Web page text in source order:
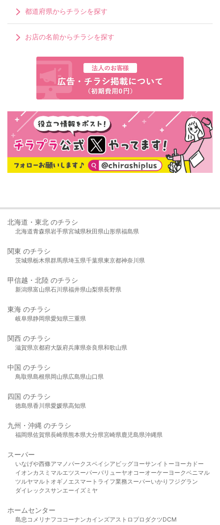
都道府県からチラシを探す
お店の名前からチラシを探す
北海道・東北 のチラシ
北海道青森県岩手県宮城県秋田県山形県福島県
関東 のチラシ
茨城県栃木県群馬県埼玉県千葉県東京都神奈川県
甲信越・北陸 のチラシ
新潟県富山県石川県福井県山梨県長野県
東海 のチラシ
岐阜県静岡県愛知県三重県
関西 のチラシ
滋賀県京都府大阪府兵庫県奈良県和歌山県
中国 のチラシ
鳥取県島根県岡山県広島県山口県
四国 のチラシ
徳島県香川県愛媛県高知県
九州・沖縄 のチラシ
福岡県佐賀県長崎県熊本県大分県宮崎県鹿児島県沖縄県
スーパー
いなげや西條アマノパークスベイシア ビッグヨーサンイトーヨーカドー
イオンカスミ マルエツスーパーバリューヤオコーオーケー ヨークベニマル
ツルヤマルト オギノ エスマート ライフ業務スーパーいかり フジグラン
ダイレックスサンエーイズミヤ
ホームセンター
島忠 コメリ ナフコ コーナンカインズアストロプロダクツDCM